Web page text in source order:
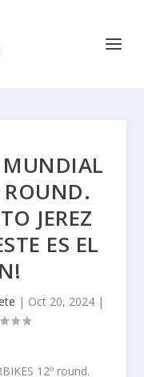
ROUND.
JEREZ
ES EL
| Oct 20, 2024|